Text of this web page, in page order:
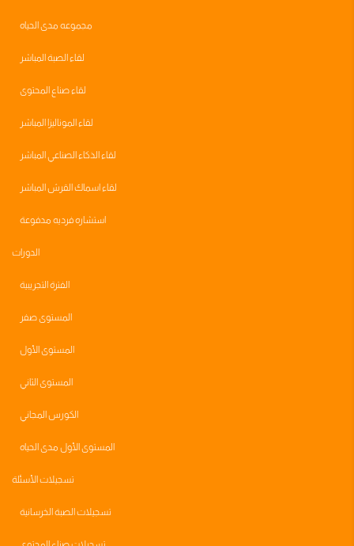
مجموعه مدى الحياه
لقاء الصبة المباشر
لقاء صناع المحتوى
لقاء الموناليزا المباشر
لقاء الذكاء الصناعي المباشر
لقاء اسماك القرش المباشر
استشاره فرديه مدفوعة
الدورات
الفترة التجريبية
المستوى صفر
المستوى الأول
المستوى الثاني
الكورس المجاني
المستوى الأول مدى الحياه
تسجيلات الأسئلة
تسجيلات الصبة الخرسانية